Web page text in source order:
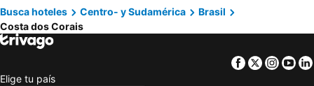
Hoteles en Aruba
Hoteles en Canelones
Hoteles en Argentina
Hoteles en Mallorca
Hoteles en Artigas
Hoteles en Departamento de Colonia
Busca hoteles Centro- y Sudamérica
Brasil
Costa dos Corais
Facebook
Twitter
Elige tu país